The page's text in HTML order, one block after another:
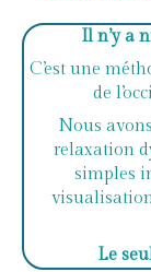
Il n’y a
C’est une
de
Nous
relaxation
simples
Le